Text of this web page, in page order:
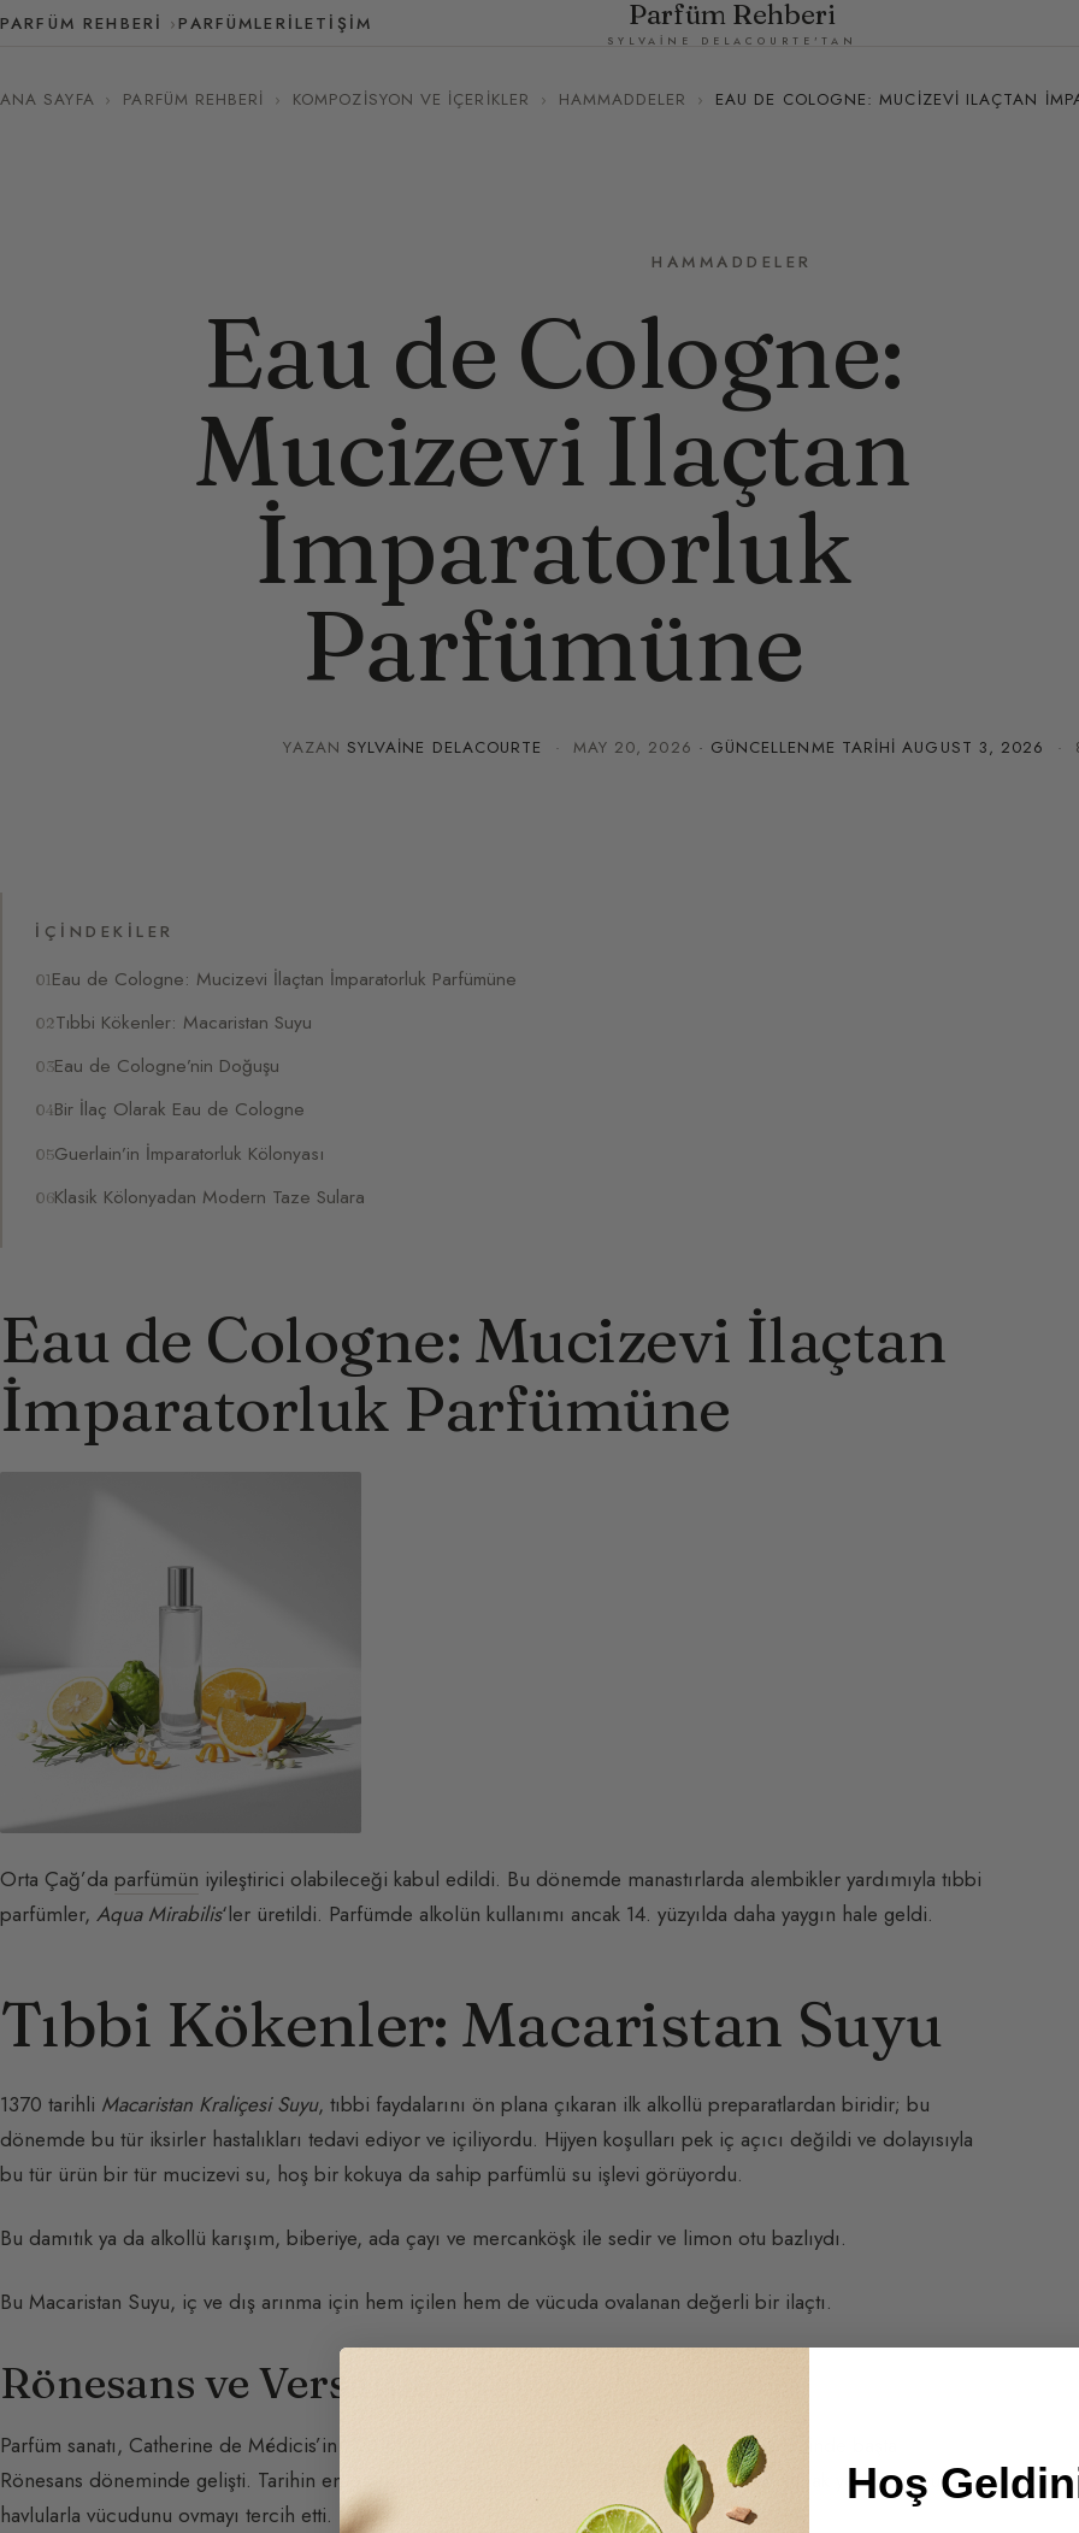
PARFÜM REHBERI PARFÜMLERİLETIŞIM Parfüm Rehberi
SYLVAINE DELACOURTE'TAN
ANA SAYFA › PARFÜM REHBERI › KOMPOZISYON VE İÇERIKLER › HAMMADDELER › EAU DE COLOGNE: MUCIZEVI ILAÇTAN
HAMMADDELER
Eau de Cologne:
Mucizevi Ilaçtan
İmparatorluk
Parfümüne
YAZAN SYLVAINE DELACOURTE · MAY 20, 2026 · GÜNCELLENME TARIHIAUGUST 3, 2026 ·
İÇINDEKILER
Eau de Cologne: Mucizevi İlaçtan İmparatorluk Parfümüne
Tıbbi Kökenler: Macaristan Suyu
Eau de Cologne’nin Doğuşu
Bir İlaç Olarak Eau de Cologne
Guerlain’in İmparatorluk Kölonyası
Klasik Kölonyadan Modern Taze Sulara
Eau de Cologne: Mucizevi İlaçtan
İmparatorluk Parfümüne
Orta Çağ’da parfümün iyileştirici olabileceği kabul edildi. Bu dönemde manastırlarda alembikler yardımıyla tıbbi
parfümler, Aqua Mirabilis‘ler üretildi. Parfümde alkolün kullanımı ancak 14. yüzyılda daha yaygın hale geldi.
Tıbbi Kökenler: Macaristan Suyu
1370 tarihli Macaristan Kraliçesi Suyu, tıbbi faydalarını ön plana çıkaran ilk alkollü preparatlardan biridir; bu
dönemde bu tür iksirler hastalıkları tedavi ediyor ve içiliyordu. Hijyen koşulları pek iç açıcı değildi ve dolayısıyla
bu tür ürün bir tür mucizevi su, hoş bir kokuya da sahip parfümlü su işlevi görüyordu.
Bu damıtık ya da alkollü karışım, biberiye, ada çayı ve mercanköşk ile sedir ve limon otu bazlıydı.
Bu Macaristan Suyu, iç ve dış arınma için hem içilen hem de vücuda ovalanan değerli bir ilaçtı.
Rönesans ve Versailles Sarayı
Parfüm sanatı, Catherine de Médicis’in (1519-1589) kişisel parfümörü René le Florentin sayesinde başta
Rönesans döneminde gelişti. Tarihin en parfümlü kralı olan XIV. Louis (1643-1715), banyo almak yerine parfümlü
havlularla vücudunu ovmayı tercih etti.
Hoş